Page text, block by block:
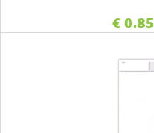
€ 0.85